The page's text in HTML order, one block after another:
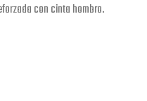
con cinta hombro.